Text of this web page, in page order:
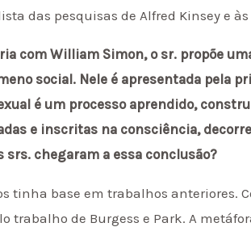
das pesquisas de Alfred Kinsey e às
com William Simon, o sr. propõe
social. Nele é apresentada pela
é um processo aprendido,
e inscritas na consciência,
srs. chegaram a essa conclusão?
tinha base em trabalhos anteriores.
trabalho de Burgess e Park. A